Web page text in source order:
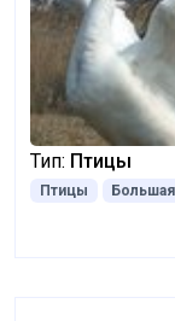
Тип: Птицы
Птицы